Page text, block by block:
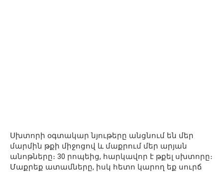
Սխտորի օգտակար նյութերը անցնում են մեր
մարմին թքի միջոցով և մաքրում մեր արյան
անոթները։ 30 րոպեից, հարկավոր է թքել սխտորը։
Մաքրեք ատամները, իսկ հետո կարող եք սուրճ